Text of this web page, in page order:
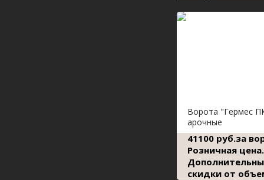
Ворота "Гермес
арочные
41100 руб.за
Розничная цена.
скидки от